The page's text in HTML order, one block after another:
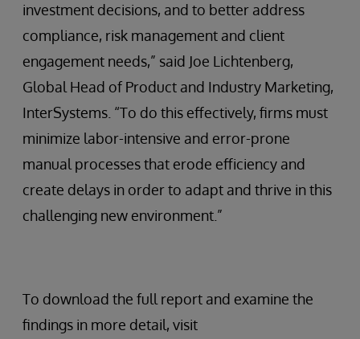
investment decisions, and to better address
compliance, risk management and client
engagement needs,” said Joe Lichtenberg,
Global Head of Product and Industry Marketing,
InterSystems. “To do this effectively, firms must
minimize labor-intensive and error-prone
manual processes that erode efficiency and
create delays in order to adapt and thrive in this
challenging new environment.”
To download the full report and examine the
findings in more detail, visit